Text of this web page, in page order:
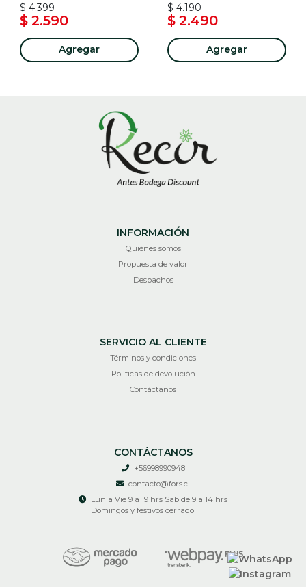
$ 4.399
$ 2.590
Agregar
$ 4.190
$ 2.490
Agregar
INFORMACIÓN
Quiénes somos
Propuesta de valor
Despachos
SERVICIO AL CLIENTE
Términos y condiciones
Políticas de devolución
Contáctanos
CONTÁCTANOS
+56998990948
contacto@fors.cl
Lun a Vie 9 a 19 hrs Sab de 9 a 14 hrs
Domingos y festivos cerrado